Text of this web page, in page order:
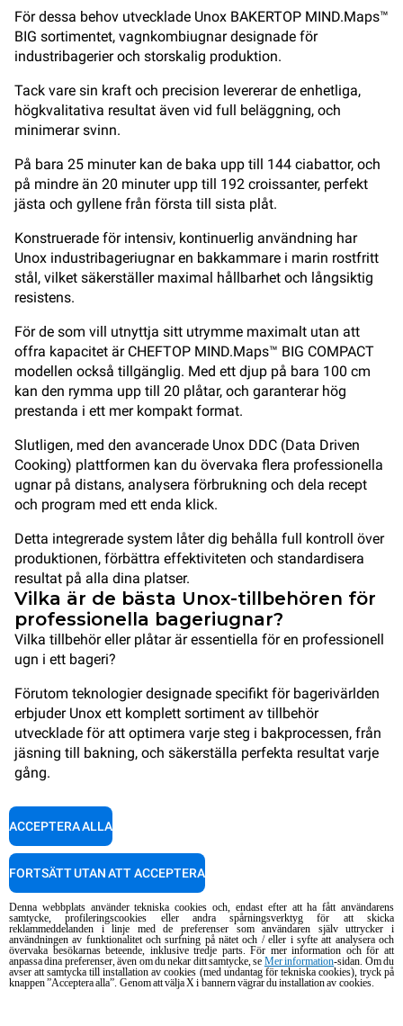
För dessa behov utvecklade Unox BAKERTOP MIND.Maps™
BIG sortimentet, vagnkombiugnar designade för
industribagerier och storskalig produktion.
Tack vare sin kraft och precision levererar de enhetliga,
högkvalitativa resultat även vid full beläggning, och
minimerar svinn.
På bara 25 minuter kan de baka upp till 144 ciabattor, och
på mindre än 20 minuter upp till 192 croissanter, perfekt
jästa och gyllene från första till sista plåt.
Konstruerade för intensiv, kontinuerlig användning har
Unox industribageriugnar en bakkammare i marin rostfritt
stål, vilket säkerställer maximal hållbarhet och långsiktig
resistens.
För de som vill utnyttja sitt utrymme maximalt utan att
offra kapacitet är CHEFTOP MIND.Maps™ BIG COMPACT
modellen också tillgänglig. Med ett djup på bara 100 cm
kan den rymma upp till 20 plåtar, och garanterar hög
prestanda i ett mer kompakt format.
Slutligen, med den avancerade Unox DDC (Data Driven
Cooking) plattformen kan du övervaka flera professionella
ugnar på distans, analysera förbrukning och dela recept
och program med ett enda klick.
Detta integrerade system låter dig behålla full kontroll över
produktionen, förbättra effektiviteten och standardisera
resultat på alla dina platser.
Vilka är de bästa Unox-tillbehören för
professionella bageriugnar?
Vilka tillbehör eller plåtar är essentiella för en professionell
ugn i ett bageri?
Förutom teknologier designade specifikt för bagerivärlden
erbjuder Unox ett komplett sortiment av tillbehör
utvecklade för att optimera varje steg i bakprocessen, från
jäsning till bakning, och säkerställa perfekta resultat varje
gång.
Unox statiska ugnar för bagerier
För traditionella produkter bakade på sten som bröd,
focaccia och andra jästa degar är den ideala lösningen
DECKTOP, Unox statiska ugn för bagerier.
Den levererar autentiska resultat med en knaprig skorpa
och jämn bruning, precis som i traditionell
hantverksmässig bakning.
LIEVOX
Denna webbplats använder tekniska cookies och, endast efter att ha fått användarens
samtycke, profileringscookies eller andra spårningsverktyg för att skicka
reklammeddelanden i linje med de preferenser som användaren själv uttrycker i
användningen av funktionalitet och surfning på nätet och / eller i syfte att analysera och
övervaka besökarnas beteende, inklusive tredje parts. För mer information och för att
anpassa dina preferenser, även om du nekar ditt samtycke, se Mer information-sidan. Om du
avser att samtycka till installation av cookies (med undantag för tekniska cookies), tryck på
knappen ”Acceptera alla”. Genom att välja X i bannern vägrar du installation av cookies.
ACCEPTERA ALLA
FORTSÄTT UTAN ATT ACCEPTERA